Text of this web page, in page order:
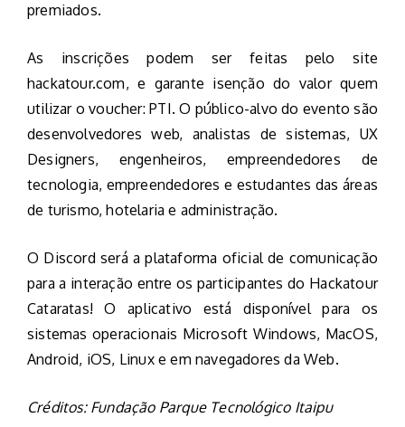
premiados.
As inscrições podem ser feitas pelo site
hackatour.com, e garante isenção do valor quem
utilizar o voucher: PTI. O público-alvo do evento são
desenvolvedores web, analistas de sistemas, UX
Designers, engenheiros, empreendedores de
tecnologia, empreendedores e estudantes das áreas
de turismo, hotelaria e administração.
O Discord será a plataforma oficial de comunicação
para a interação entre os participantes do Hackatour
Cataratas! O aplicativo está disponível para os
sistemas operacionais Microsoft Windows, MacOS,
Android, iOS, Linux e em navegadores da Web.
Créditos: Fundação Parque Tecnológico Itaipu